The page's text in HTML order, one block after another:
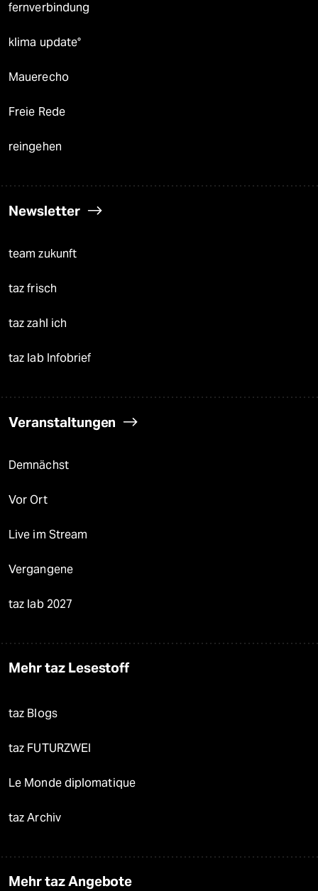
fernverbindung
klima update°
Mauerecho
Freie Rede
reingehen
Newsletter
team zukunft
taz frisch
taz zahl ich
taz lab Infobrief
Veranstaltungen
Demnächst
Vor Ort
Live im Stream
Vergangene
taz lab 2027
Mehr taz Lesestoff
taz Blogs
taz FUTURZWEI
Le Monde diplomatique
taz Archiv
Mehr taz Angebote